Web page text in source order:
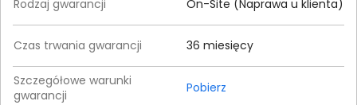
Rodzaj gwarancji On-Site (Naprawa u klienta)
Czas trwania gwarancji 36 miesięcy
Szczegółowe warunki
gwarancji
Pobierz